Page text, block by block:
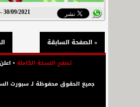
30/09/2021 - 8:44 م
« الصفحة السابقة
تصفح النسخة الكاملة•
جميع الحقوق محفوظة لـ سبورت